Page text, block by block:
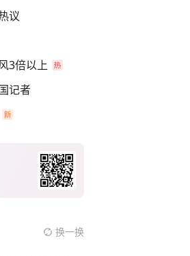
议
3倍以上
记者
换一换